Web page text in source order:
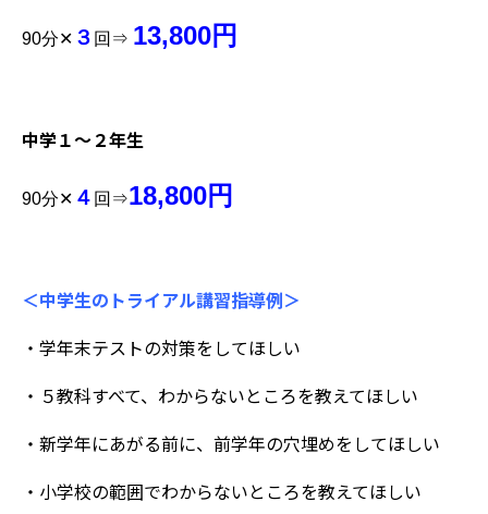
90分✕ ３ 回⇒ 13,800円
中学１～２年生
90分✕ ４ 回⇒18,800円
＜中学生のトライアル講習指導例＞
・学年末テストの対策をしてほしい
・５教科すべて、わからないところを教えてほしい
・新学年にあがる前に、前学年の穴埋めをしてほしい
・小学校の範囲でわからないところを教えてほしい